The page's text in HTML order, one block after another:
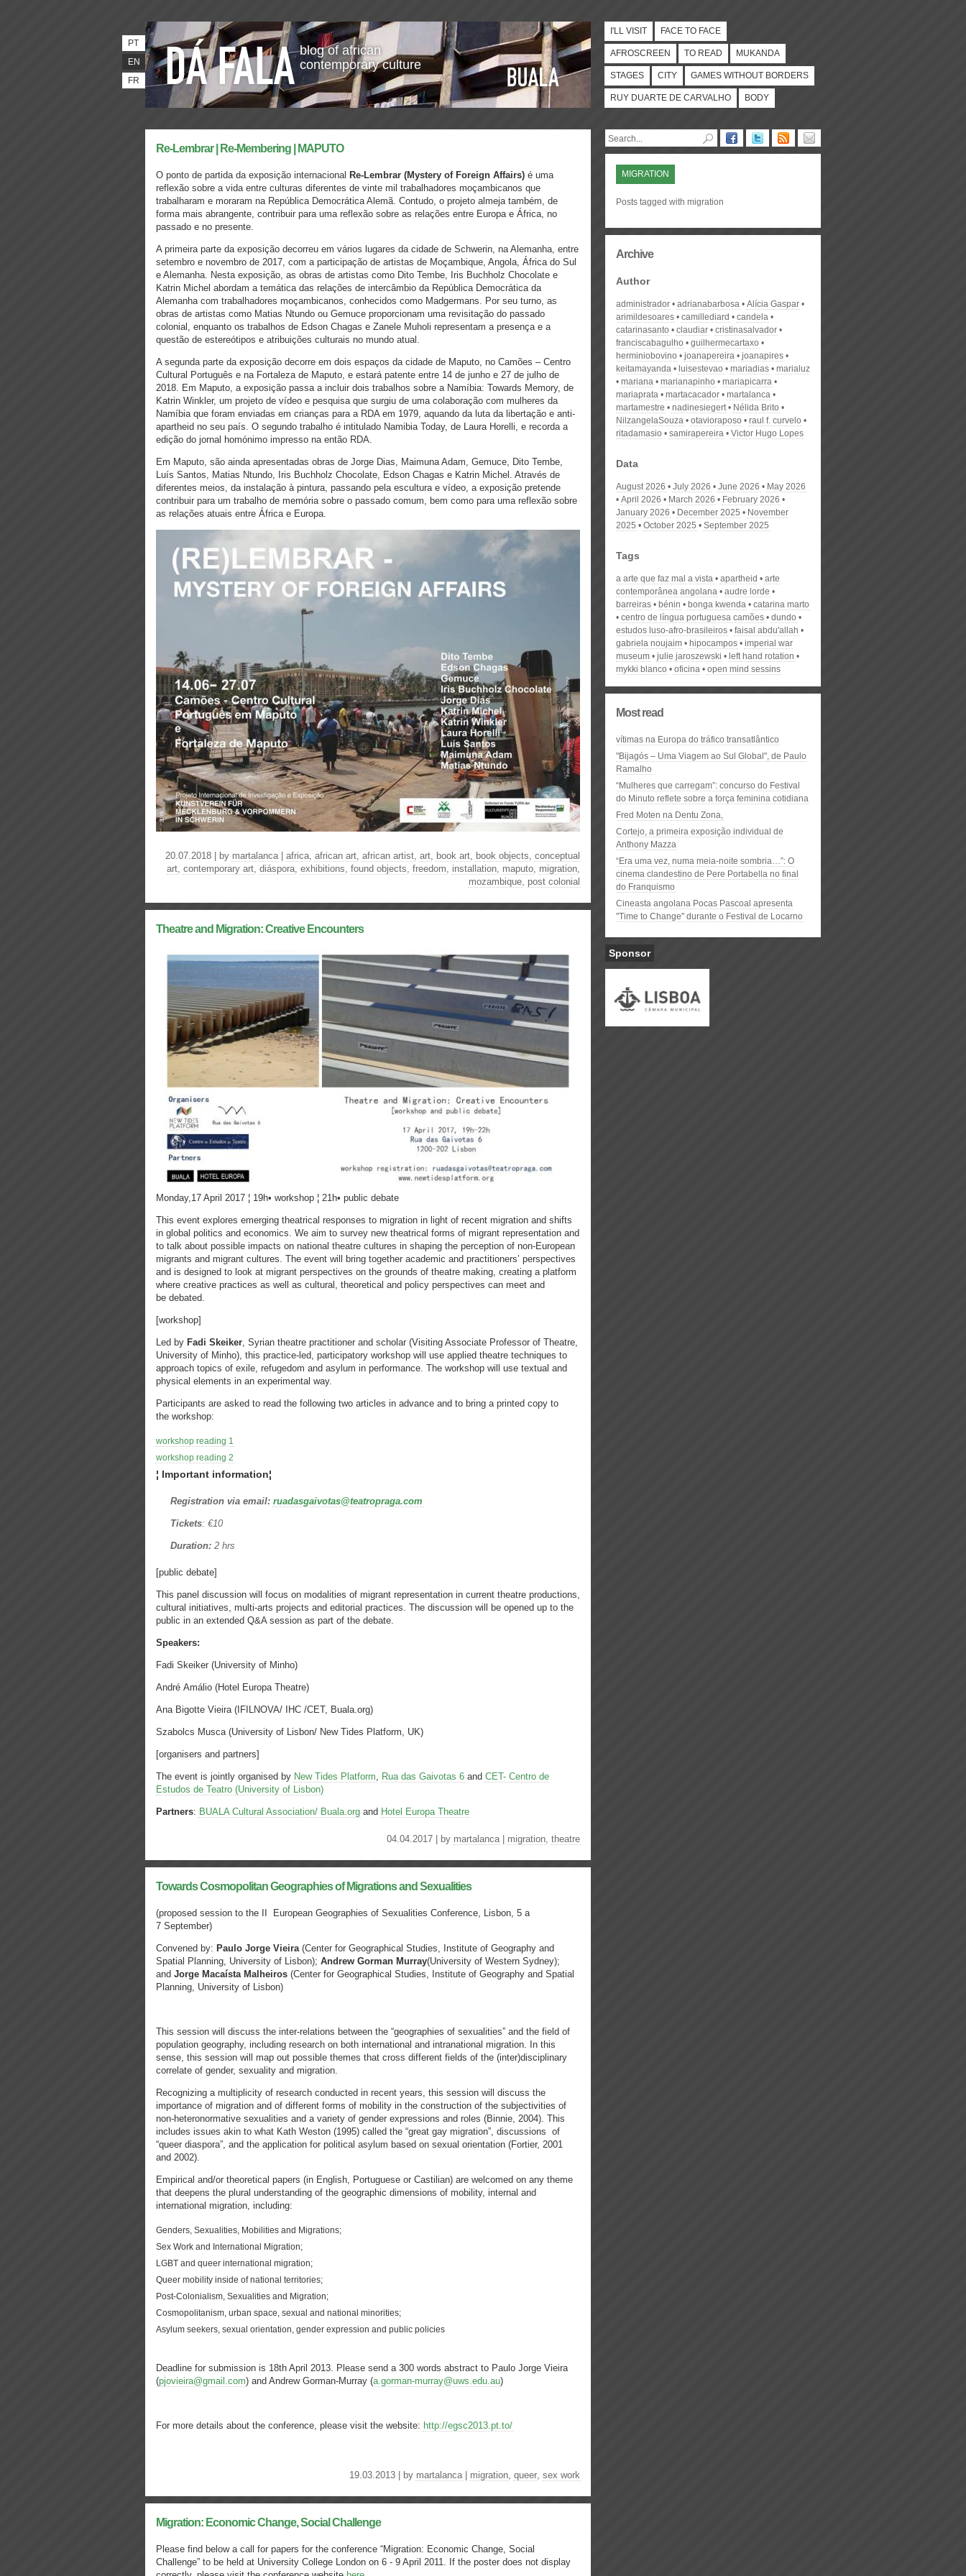
blog of african
contemporary culture
PT
EN
FR
I'LL VISIT FACE TO FACE
AFROSCREEN TO READ MUKANDA
STAGES CITY GAMES WITHOUT BORDERS
RUY DUARTE DE CARVALHO BODY
Re-Lembrar | Re-Membering | MAPUTO
O ponto de partida da exposição internacional Re-Lembrar (Mystery of Foreign Affairs) é uma
reflexão sobre a vida entre culturas diferentes de vinte mil trabalhadores moçambicanos que
trabalharam e moraram na República Democrática Alemã. Contudo, o projeto almeja também, de
forma mais abrangente, contribuir para uma reflexão sobre as relações entre Europa e África, no
passado e no presente.
A primeira parte da exposição decorreu em vários lugares da cidade de Schwerin, na Alemanha, entre
setembro e novembro de 2017, com a participação de artistas de Moçambique, Angola, África do Sul
e Alemanha. Nesta exposição, as obras de artistas como Dito Tembe, Iris Buchholz Chocolate e
Katrin Michel abordam a temática das relações de intercâmbio da República Democrática da
Alemanha com trabalhadores moçambicanos, conhecidos como Madgermans. Por seu turno, as
obras de artistas como Matias Ntundo ou Gemuce proporcionam uma revisitação do passado
colonial, enquanto os trabalhos de Edson Chagas e Zanele Muholi representam a presença e a
questão de estereótipos e atribuições culturais no mundo atual.
A segunda parte da exposição decorre em dois espaços da cidade de Maputo, no Camões – Centro
Cultural Português e na Fortaleza de Maputo, e estará patente entre 14 de junho e 27 de julho de
2018. Em Maputo, a exposição passa a incluir dois trabalhos sobre a Namíbia: Towards Memory, de
Katrin Winkler, um projeto de vídeo e pesquisa que surgiu de uma colaboração com mulheres da
Namíbia que foram enviadas em crianças para a RDA em 1979, aquando da luta da libertação e anti-
apartheid no seu país. O segundo trabalho é intitulado Namibia Today, de Laura Horelli, e recorda a
edição do jornal homónimo impresso na então RDA.
Em Maputo, são ainda apresentadas obras de Jorge Dias, Maimuna Adam, Gemuce, Dito Tembe,
Luís Santos, Matias Ntundo, Iris Buchholz Chocolate, Edson Chagas e Katrin Michel. Através de
diferentes meios, da instalação à pintura, passando pela escultura e vídeo, a exposição pretende
contribuir para um trabalho de memória sobre o passado comum, bem como para uma reflexão sobre
as relações atuais entre África e Europa.
20.07.2018 | by martalanca| africa, african art, african artist, art, book art, book objects, conceptual
art, contemporary art, diáspora, exhibitions, found objects, freedom, installation, maputo, migration,
mozambique, post colonial
Theatre and Migration: Creative Encounters
Monday,17 April 2017 ¦ 19h• workshop ¦ 21h• public debate
This event explores emerging theatrical responses to migration in light of recent migration and shifts
in global politics and economics. We aim to survey new theatrical forms of migrant representation and
to talk about possible impacts on national theatre cultures in shaping the perception of non-European
migrants and migrant cultures. The event will bring together academic and practitioners’ perspectives
and is designed to look at migrant perspectives on the grounds of theatre making, creating a platform
where creative practices as well as cultural, theoretical and policy perspectives can meet and
be debated.
[workshop]
Led by Fadi Skeiker, Syrian theatre practitioner and scholar (Visiting Associate Professor of Theatre,
University of Minho), this practice-led, participatory workshop will use applied theatre techniques to
approach topics of exile, refugedom and asylum in performance. The workshop will use textual and
physical elements in an experimental way.
Participants are asked to read the following two articles in advance and to bring a printed copy to
the workshop:
workshop reading 1
workshop reading 2
¦ Important information¦
Registration via email: ruadasgaivotas@teatropraga.com
Tickets: €10
Duration: 2 hrs
[public debate]
This panel discussion will focus on modalities of migrant representation in current theatre productions,
cultural initiatives, multi-arts projects and editorial practices. The discussion will be opened up to the
public in an extended Q&A session as part of the debate.
Speakers:
Fadi Skeiker (University of Minho)
André Amálio (Hotel Europa Theatre)
Ana Bigotte Vieira (IFILNOVA/ IHC /CET, Buala.org)
Szabolcs Musca (University of Lisbon/ New Tides Platform, UK)
[organisers and partners]
The event is jointly organised by New Tides Platform, Rua das Gaivotas 6 and CET- Centro de
Estudos de Teatro (University of Lisbon)
Partners: BUALA Cultural Association/ Buala.org and Hotel Europa Theatre
04.04.2017 | by martalanca| migration, theatre
Towards Cosmopolitan Geographies of Migrations and Sexualities
(proposed session to the II European Geographies of Sexualities Conference, Lisbon, 5 a
7 September)
Convened by: Paulo Jorge Vieira(Center for Geographical Studies, Institute of Geography and
Spatial Planning, University of Lisbon); Andrew Gorman Murray(University of Western Sydney);
and Jorge Macaísta Malheiros (Center for Geographical Studies, Institute of Geography and Spatial
Planning, University of Lisbon)
This session will discuss the inter-relations between the “geographies of sexualities” and the field of
population geography, including research on both international and intranational migration. In this
sense, this session will map out possible themes that cross different fields of the (inter)disciplinary
correlate of gender, sexuality and migration.
Recognizing a multiplicity of research conducted in recent years, this session will discuss the
importance of migration and of different forms of mobility in the construction of the subjectivities of
non-heteronormative sexualities and a variety of gender expressions and roles (Binnie, 2004). This
includes issues akin to what Kath Weston (1995) called the “great gay migration”, discussions of
“queer diaspora”, and the application for political asylum based on sexual orientation (Fortier, 2001
and 2002).
Empirical and/or theoretical papers (in English, Portuguese or Castilian) are welcomed on any theme
that deepens the plural understanding of the geographic dimensions of mobility, internal and
international migration, including:
Genders, Sexualities, Mobilities and Migrations;
Sex Work and International Migration;
LGBT and queer international migration;
Queer mobility inside of national territories;
Post-Colonialism, Sexualities and Migration;
Cosmopolitanism, urban space, sexual and national minorities;
Asylum seekers, sexual orientation, gender expression and public policies
Deadline for submission is 18th April 2013. Please send a 300 words abstract to Paulo Jorge Vieira
(pjovieira@gmail.com) and Andrew Gorman-Murray (a.gorman-murray@uws.edu.au)
For more details about the conference, please visit the website: http://egsc2013.pt.to/
19.03.2013 | by martalanca| migration, queer, sex work
Migration: Economic Change, Social Challenge
Please find below a call for papers for the conference “Migration: Economic Change, Social
Challenge” to be held at University College London on 6 - 9 April 2011. If the poster does not display
MIGRATION
Posts tagged with migration
Archive
Author
administrador adrianabarbosa
Alícia Gaspar
arimildesoares
camillediard
candela
catarinasanto
claudiar
cristinasalvador
franciscabagulho
guilhermecartaxo
herminiobovino
joanapereira
joanapires
keitamayanda
luisestevao mariadias
marialuz
mariana
marianapinho
mariapicarra
mariaprata
martacacador
martalanca
martamestre
nadinesiegert
Nélida Brito
NilzangelaSouza
otavioraposo
raul f. curvelo
ritadamasio
samirapereira Victor Hugo Lopes
Data
August 2026 July 2026 June 2026
May 2026
April 2026
March 2026
February 2026
January 2026
December 2025
November
2025
October 2025 September 2025
Tags
a arte que faz mal a vista apartheid
arte
contemporânea angolana
audre lorde
barreiras
bénin bonga kwenda
catarina marto
centro de língua portuguesa camões
dundo
estudos luso-afro-brasileiros
faisal abdu'allah
gabriela noujaim
hipocampos
imperial war
museum
julie jaroszewski
left hand rotation
mykki blanco
oficina open mind sessins
Most read
vítimas na Europa do tráfico transatlântico
"Bijagós – Uma Viagem ao Sul Global", de Paulo
Ramalho
“Mulheres que carregam”: concurso do Festival
do Minuto reflete sobre a força feminina cotidiana
Fred Moten na Dentu Zona,
Cortejo, a primeira exposição individual de
Anthony Mazza
“Era uma vez, numa meia-noite sombria…”: O
cinema clandestino de Pere Portabella no final
do Franquismo
Cineasta angolana Pocas Pascoal apresenta
"Time to Change" durante o Festival de Locarno
Sponsor